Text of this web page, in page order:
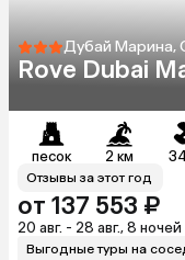
Дубай Марина,
Rove Dubai
песок 2 км
Отзывы за этот год
от 137 553 ₽
20 авг. - 28 авг., 8 ночей
Выгодные туры на